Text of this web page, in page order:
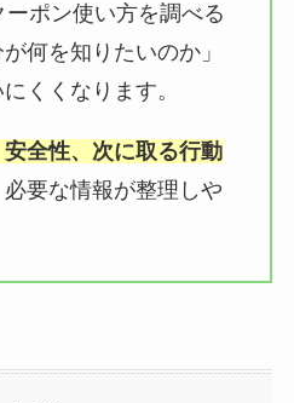
ポン使い方を調べる
何を知りたいのか」
くくなります。
全性、次に取る行動
要な情報が整理しや